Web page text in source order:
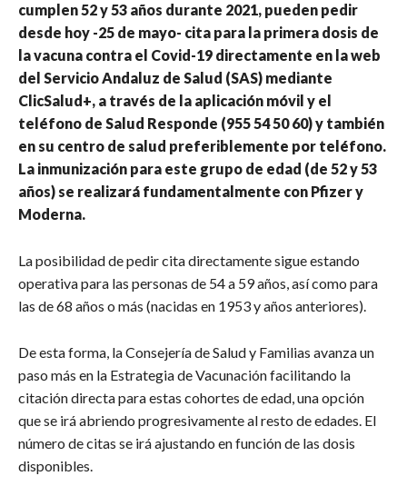
cumplen 52 y 53 años durante 2021, pueden pedir
desde hoy -25 de mayo- cita para la primera dosis de
la vacuna contra el Covid-19 directamente en la web
del Servicio Andaluz de Salud (SAS) mediante
ClicSalud+, a través de la aplicación móvil y el
teléfono de Salud Responde (955 54 50 60) y también
en su centro de salud preferiblemente por teléfono.
La inmunización para este grupo de edad (de 52 y 53
años) se realizará fundamentalmente con Pfizer y
Moderna.
La posibilidad de pedir cita directamente sigue estando
operativa para las personas de 54 a 59 años, así como para
las de 68 años o más (nacidas en 1953 y años anteriores).
De esta forma, la Consejería de Salud y Familias avanza un
paso más en la Estrategia de Vacunación facilitando la
citación directa para estas cohortes de edad, una opción
que se irá abriendo progresivamente al resto de edades. El
número de citas se irá ajustando en función de las dosis
disponibles.